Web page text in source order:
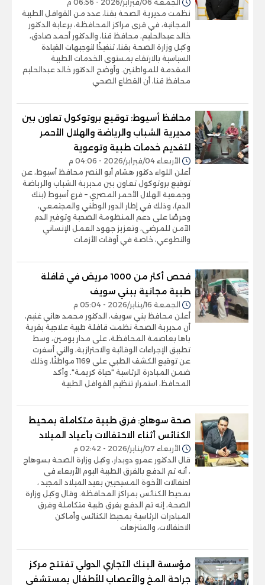
الجمعة 06/فبراير/2026 - 06:56 م
نظمت مديرية الصحة بقنا، عدد من القوافل الطبية
المجانية، في قرى مراكز المحافظة، برعاية الدكتور
خالد عبدالحليم، محافظ قنا، والدكتور أحمد صادق،
وكيل وزارة الصحة بقنا، تنفيذًا لتوجيهات القيادة
السياسية بالارتقاء بمستوى الخدمات الطبية
المقدمة للمواطنين. وأوضح الدكتور خالد عبدالحليم
محافظ قنا، أن القطاع الصحي
محافظ أسيوط: توقيع بروتوكول تعاون بين
مديرية الشباب والرياضة والهلال الأحمر
لتقديم خدمات طبية وتوعوية
الأربعاء 04/فبراير/2026 - 04:06 م
أعلن اللواء دكتور هشام أبو النصر محافظ أسيوط، عن
توقيع بروتوكول تعاون بين مديرية الشباب والرياضة
وجمعية الهلال الأحمر المصري – فرع أسيوط (بنك
الدم)، وذلك في إطار الدور الوطني والمجتمعي،
وحرصًا على دعم المنظومة الصحية وتوفير الدم
الآمن للمرضى، وتعزيز جهود العمل الإنساني
والتطوعي، خاصة في أوقات الأزمات
فحص أكثر من 1000 مريض في قافلة
طبية مجانية ببني سويف
الجمعة 16/يناير/2026 - 05:04 م
أعلن محافظ بني سويف، الدكتور محمد هاني غنيم،
أن مديرية الصحة نظمت قافلة طبية علاجية بقرية
باها بعاصمة المحافظة، على مدار يومين، وسط
تطبيق الإجراءات الوقائية والاحترازية، والتي أسفرت
عن توقيع الكشف الطبي على 1169 مواطنًا، وذلك
ضمن المبادرة الرئاسية "حياة كريمة". وأكد
المحافظ، استمرار تنظيم القوافل الطبية
صحة سوهاج: فرق طبية متكاملة بمحيط
الكنائس أثناء الاحتفالات بأعياد الميلاد
الأربعاء 07/يناير/2026 - 02:42 م
قال الدكتور عمرو دويدار، وكيل وزارة الصحة بسوهاج
، أنه تم الدفع بالفرق الطبية اليوم الأربعاء فى
احتفالات الأخوة المسيحيين بعيد الميلاد المجيد ،
بمحيط الكنائس بمراكز المحافظة. وقال وكيل وزارة
الصحة، إنه تم الدفع بفرق طبية متكاملة وفرق
المبادرات الرئاسية بمحيط الكنائس وأماكن
الاحتفالات، والمتنزهات
مؤسسة البنك التجاري الدولي تفتتح مركز
جراحة المخ والأعصاب للأطفال بمستشفى